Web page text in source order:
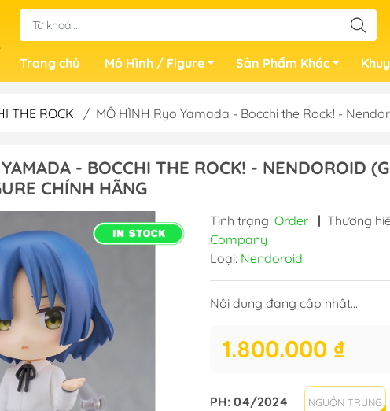
Trang chủ
Mô Hình / Figure Sản Phẩm Khác
THE ROCK / MÔ HÌNH Ryo Yamada - Bocchi the Rock! -
- BOCCHI THE ROCK! - NENDOROID
CHÍNH HÃNG
Tình trạng: Order | Thương
Company
Loại: Nendoroid
Nội dung đang cập nhật...
1.800.000 ₫
PH: 04/2024 NGUỒN TRUNG